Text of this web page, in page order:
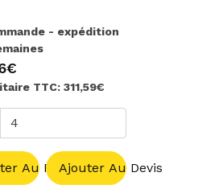
- expédition
TTC: 311,59€
Au PanierAjouter Au Devis